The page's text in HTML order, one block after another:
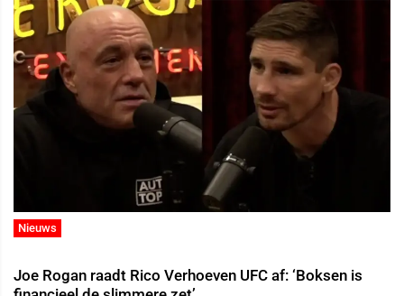
Nieuws
Joe Rogan raadt Rico Verhoeven UFC af: ‘Boksen is